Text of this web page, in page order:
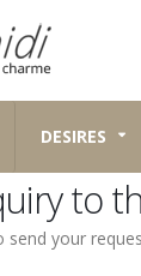
DESIRES
to
send your